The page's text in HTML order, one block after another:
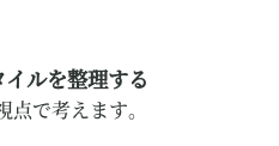
ルを整理する
で考えます。